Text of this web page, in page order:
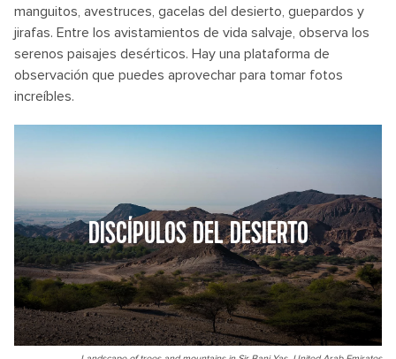
manguitos, avestruces, gacelas del desierto, guepardos y
jirafas. Entre los avistamientos de vida salvaje, observa los
serenos paisajes desérticos. Hay una plataforma de
observación que puedes aprovechar para tomar fotos
increíbles.
DISCÍPULOS DEL DESIERTO